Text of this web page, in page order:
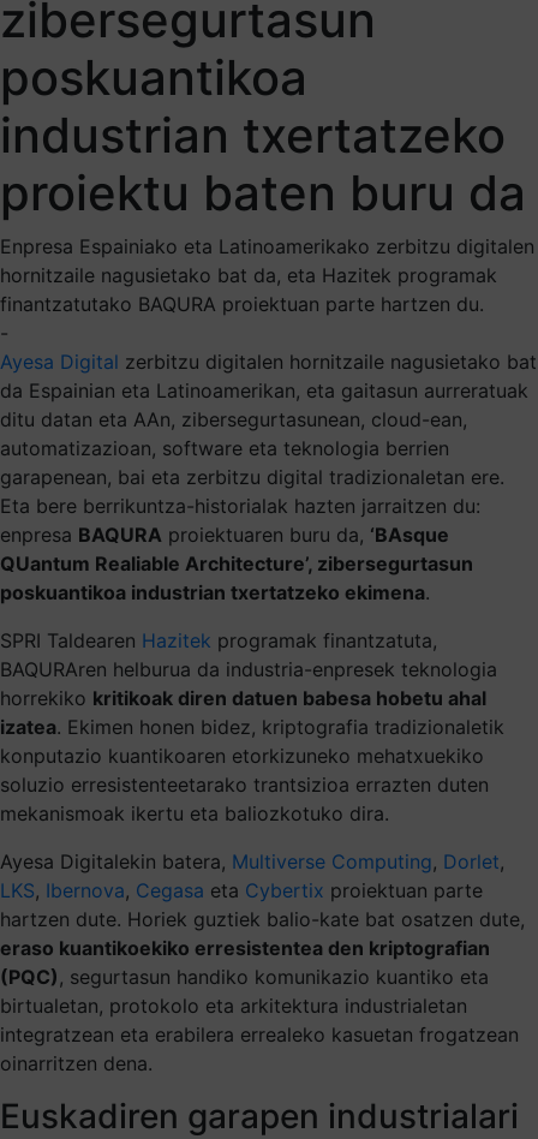
zibersegurtasun
poskuantikoa
industrian txertatzeko
proiektu baten buru da
Enpresa Espainiako eta Latinoamerikako zerbitzu digitalen
hornitzaile nagusietako bat da, eta Hazitek programak
finantzatutako BAQURA proiektuan parte hartzen du.
-
Ayesa Digital zerbitzu digitalen hornitzaile nagusietako bat
da Espainian eta Latinoamerikan, eta gaitasun aurreratuak
ditu datan eta AAn, zibersegurtasunean, cloud-ean,
automatizazioan, software eta teknologia berrien
garapenean, bai eta zerbitzu digital tradizionaletan ere.
Eta bere berrikuntza-historialak hazten jarraitzen du:
enpresa BAQURA proiektuaren buru da, ‘BAsque
QUantum Realiable Architecture’, zibersegurtasun
poskuantikoa industrian txertatzeko ekimena.
SPRI Taldearen Hazitek programak finantzatuta,
BAQURAren helburua da industria-enpresek teknologia
horrekiko kritikoak diren datuen babesa hobetu ahal
izatea. Ekimen honen bidez, kriptografia tradizionaletik
konputazio kuantikoaren etorkizuneko mehatxuekiko
soluzio erresistenteetarako trantsizioa errazten duten
mekanismoak ikertu eta baliozkotuko dira.
Ayesa Digitalekin batera, Multiverse Computing, Dorlet,
LKS, Ibernova, Cegasa eta Cybertix proiektuan parte
hartzen dute. Horiek guztiek balio-kate bat osatzen dute,
eraso kuantikoekiko erresistentea den kriptografian
(PQC) , segurtasun handiko komunikazio kuantiko eta
birtualetan, protokolo eta arkitektura industrialetan
integratzean eta erabilera errealeko kasuetan frogatzean
oinarritzen dena.
Euskadiren garapen industrialari